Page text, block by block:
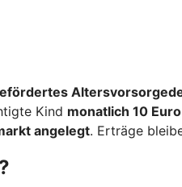
Kind monatlich 10 Euro
angelegt. Erträge